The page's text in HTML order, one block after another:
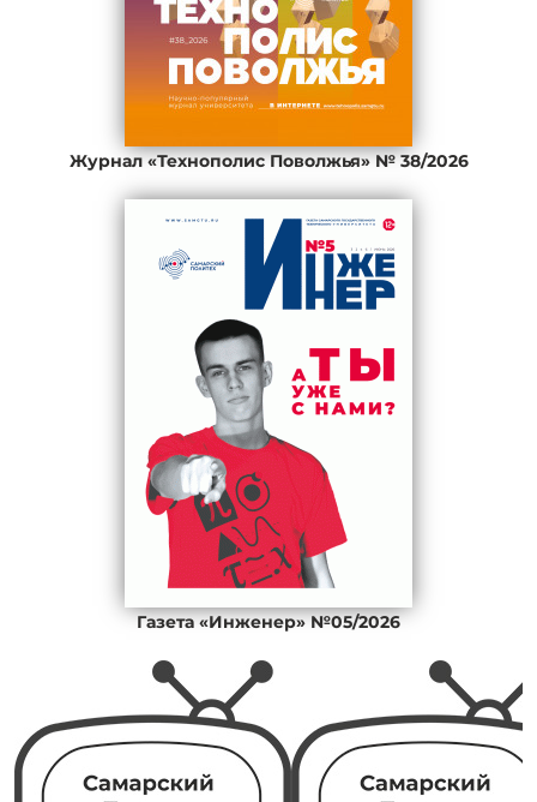
Журнал «Технополис Поволжья» № 38/2026
Газета «Инженер» №05/2026